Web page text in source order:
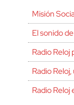
Misión
El sonido
Radio
Radio
Radio